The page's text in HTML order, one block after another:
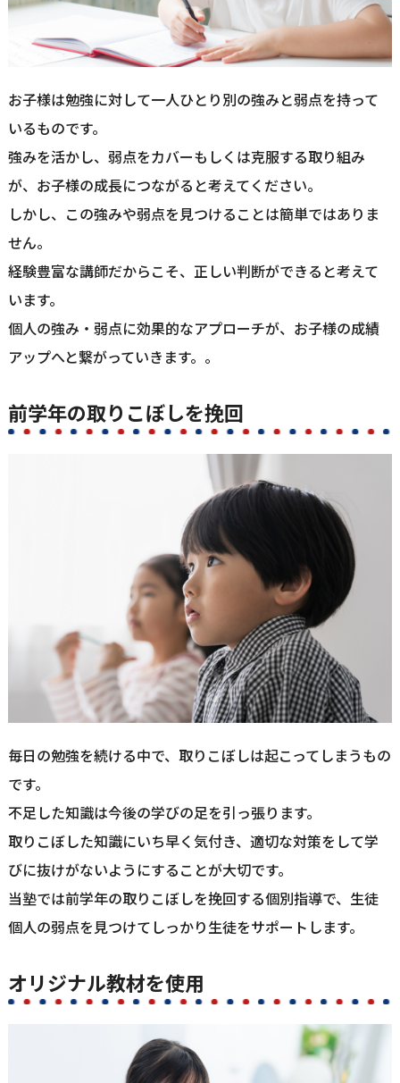
お子様は勉強に対して一人ひとり別の強みと弱点を持って
いるものです。
強みを活かし、弱点をカバーもしくは克服する取り組み
が、お子様の成長につながると考えてください。
しかし、この強みや弱点を見つけることは簡単ではありま
せん。
経験豊富な講師だからこそ、正しい判断ができると考えて
います。
個人の強み・弱点に効果的なアプローチが、お子様の成績
アップへと繋がっていきます。。
前学年の取りこぼしを挽回
毎日の勉強を続ける中で、取りこぼしは起こってしまうもの
です。
不足した知識は今後の学びの足を引っ張ります。
取りこぼした知識にいち早く気付き、適切な対策をして学
びに抜けがないようにすることが大切です。
当塾では前学年の取りこぼしを挽回する個別指導で、生徒
個人の弱点を見つけてしっかり生徒をサポートします。
オリジナル教材を使用